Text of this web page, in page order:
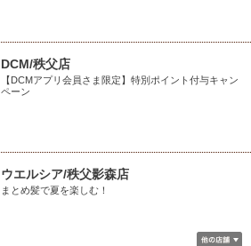
DCM/秩父店
【DCMアプリ会員さま限定】特別ポイント付与キャン
ペーン
ウエルシア/秩父影森店
まとめ髪で夏を楽しむ！